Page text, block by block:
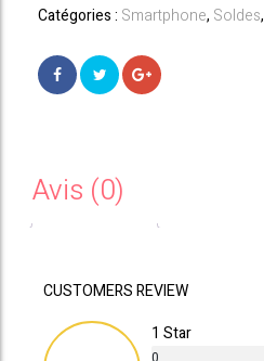
SIM
Vert
Catégories : Smartphone, Soldes,
Avis (0)
CUSTOMERS REVIEW
1 Star